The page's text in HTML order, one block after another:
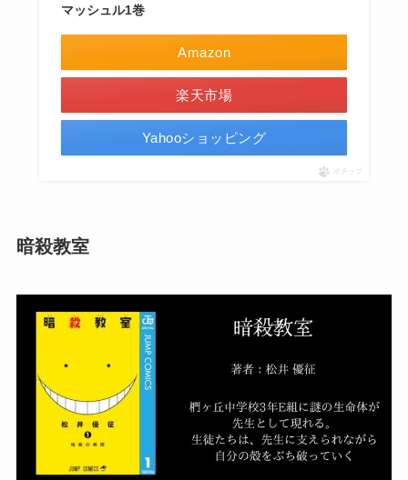
マッシュル1巻
Amazon
楽天市場
Yahooショッピング
ポチップ
暗殺教室